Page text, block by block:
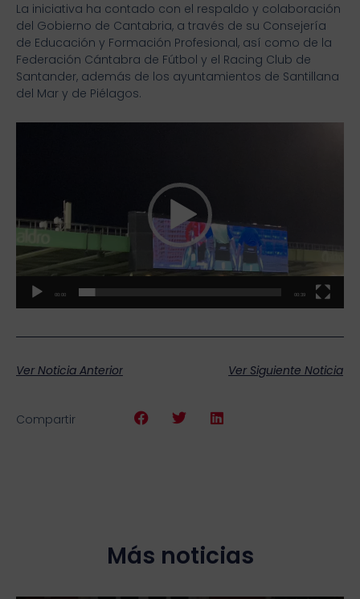
La iniciativa ha contado con el respaldo y colaboración
del Gobierno de Cantabria, a través de su Consejería
de Educación y Formación Profesional, así como de la
Federación Cántabra de Fútbol y el Racing Club de
Santander, además de los ayuntamientos de Santillana
del Mar y de Piélagos.
00:00 00:39
Ver Noticia Anterior Ver Siguiente Noticia
Compartir
Más noticias